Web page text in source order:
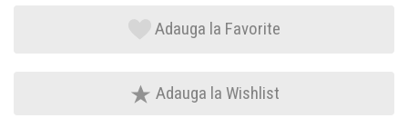
Adauga la Favorite
Adauga la Wishlist